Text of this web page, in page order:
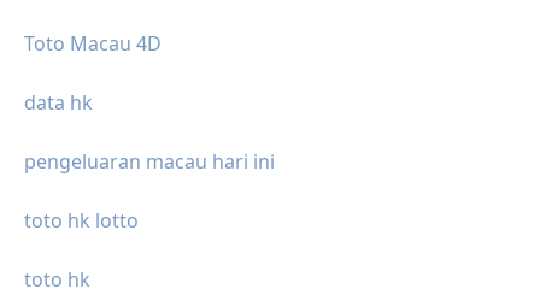
Toto Macau 4D
data hk
pengeluaran macau hari ini
toto hk lotto
toto hk